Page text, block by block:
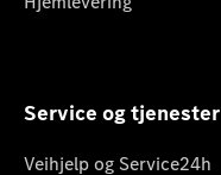
Service og tjenester
Veihjelp og Service24h